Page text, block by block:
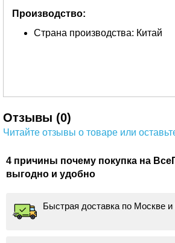
Производство:
Страна производства: Китай
Отзывы (0)
Читайте отзывы о товаре или
4 причины почему покупка на
выгодно и удобно
Быстрая доставка по Москве